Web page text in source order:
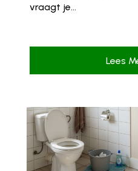
vraagt je...
Lees